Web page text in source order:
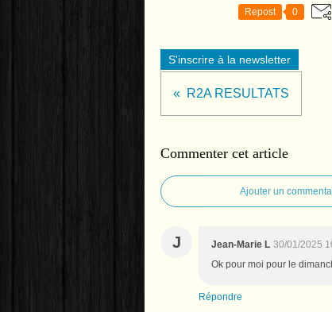
Repost 0
S'inscrire à la newsletter
R2A RESULTATS
Commenter cet article
Ajouter un
J Jean-Marie L 30/01/2025
Ok pour moi pour le
Répondre